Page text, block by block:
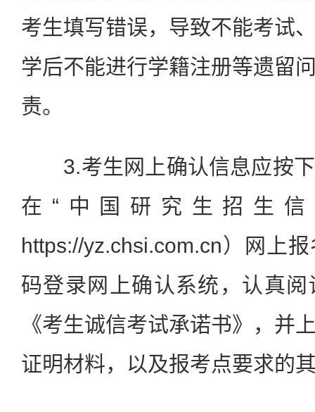
考生填写错误，导致不能考试
学后不能进行学籍注册等遗留
责。
3.考生网上确认信息应按下
在“中国研究生招生
https://yz.chsi.com.cn）网上
码登录网上确认系统，认真
《考生诚信考试承诺书》，并
证明材料，以及报考点要求的